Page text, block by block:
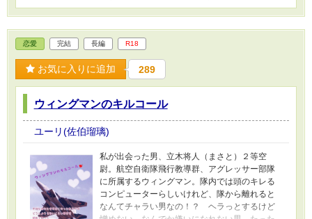
恋愛 完結 長編 R18
お気に入りに追加 289
ウィングマンのキルコール
ユーリ(佐伯瑠璃)
私が出会った男、立木将人（まさと）２等空
尉。航空自衛隊飛行教導群、アグレッサー部隊
に所属するウィングマン。隊内では頭のキレる
コンピューターらしいけれど、隊から離れると
なんてチャラい男なの！？ ヘラっとするけど